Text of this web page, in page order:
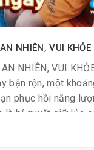
NHIÊN, VUI KHỎE
NHIÊN, VUI
bận rộn, một
phục hồi năng
là bí quyết giữ lửa
hiệu suất làm việc